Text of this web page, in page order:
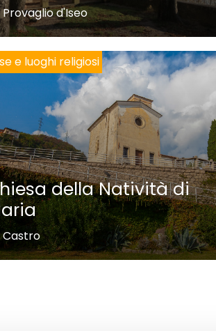
Provaglio d'Iseo
e luoghi religiosi
della Natività di
Castro